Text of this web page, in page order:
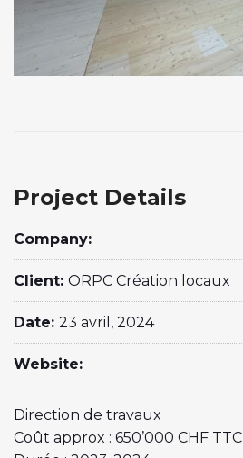
Project Details
Company:
Client: ORPC Création locaux
Date: 23 avril, 2024
Website:
Direction de travaux
Coût approx : 650’000 CHF TTC